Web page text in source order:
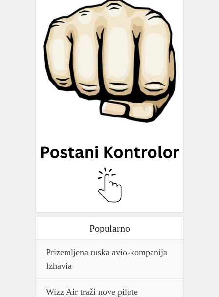
Popularno
Prizemljena ruska avio-kompanija
Izhavia
Wizz Air traži nove pilote